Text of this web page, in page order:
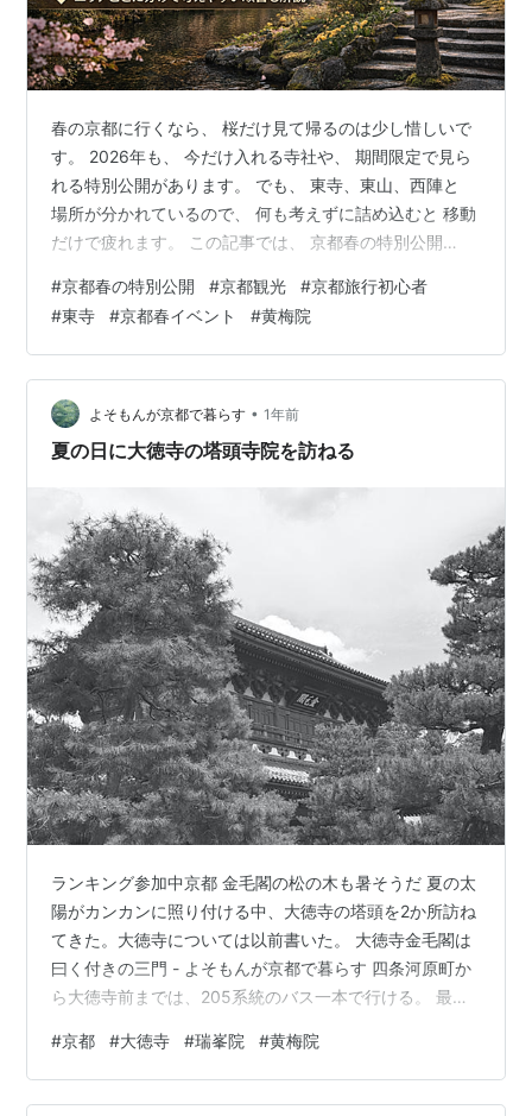
春の京都に行くなら、 桜だけ見て帰るのは少し惜しいで
す。 2026年も、 今だけ入れる寺社や、 期間限定で見ら
れる特別公開があります。 でも、 東寺、東山、西陣と
場所が分かれているので、 何も考えずに詰め込むと 移動
だけで疲れます。 この記事では、 京都春の特別公開
か、 どう回るとラクか、 ホテルはどのエリアが 動きや
すいかまでまとめていきます。 京都春の特別公開2026ま
とめ｜今だけ見られる寺社と回り方を整理 京都春の特別
公開2026はどんな人に向いている？まず押さえたい全体
像 春の特別公開は「今しか入れない場所」を見に行く所
です 20…
#京都春の特別公開 #京都観光 #京都旅行初心者
#東寺 #京都春イベント #黄梅院
よそもんが京都で暮らす • 1年前
夏の日に大徳寺の塔頭寺院を訪ねる
ランキング参加中京都 金毛閣の松の木も暑そうだ 夏の太
陽がカンカンに照り付ける中、大徳寺の塔頭を2か所訪ね
てきた。大徳寺については以前書いた。 大徳寺金毛閣は
曰く付きの三門 - よそもんが京都で暮らす 四条河原町か
ら大徳寺前までは、205系統のバス一本で行ける。 最初
ン大名大友宗麟ゆかりの寺で、1535年に建造された方丈
の前と裏には、昭和になって重森三玲が策定した「独坐
庭」と「閑眠庭」がある。たまたま瑞峯院内の襖絵と屏
#京都 #大徳寺 #瑞峯院 #黄梅院